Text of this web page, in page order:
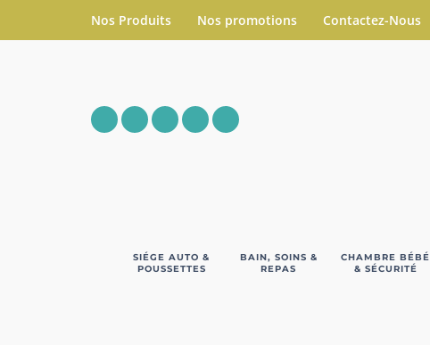
Nos Produits Nos promotions Contactez-Nous
SIÉGE AUTO &
POUSSETTES
BAIN, SOINS &
REPAS
CHAMBRE BÉBÉ
& SÉCURITÉ